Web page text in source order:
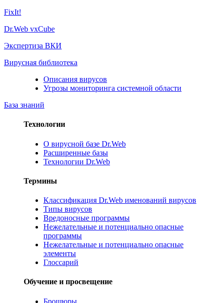
FixIt!
Dr.Web vxCube
Экспертиза ВКИ
Вирусная библиотека
Описания вирусов
Угрозы мониторинга системной области
База знаний
Технологии
О вирусной базе Dr.Web
Расширенные базы
Технологии Dr.Web
Термины
Классификация Dr.Web именований вирусов
Типы вирусов
Вредоносные программы
Нежелательные и потенциально опасные
программы
Нежелательные и потенциально опасные
элементы
Глоссарий
Обучение и просвещение
Брошюры